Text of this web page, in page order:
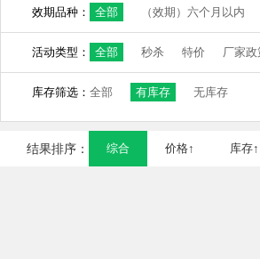
效期品种： 全部 （效期）六个月以内
活动类型： 全部 秒杀 特价 厂家政
库存筛选： 全部 有库存 无库存
结果排序： 综合 价格↑ 库存↑